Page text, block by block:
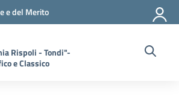
e del Merito
Rispoli - Tondi"-
e Classico